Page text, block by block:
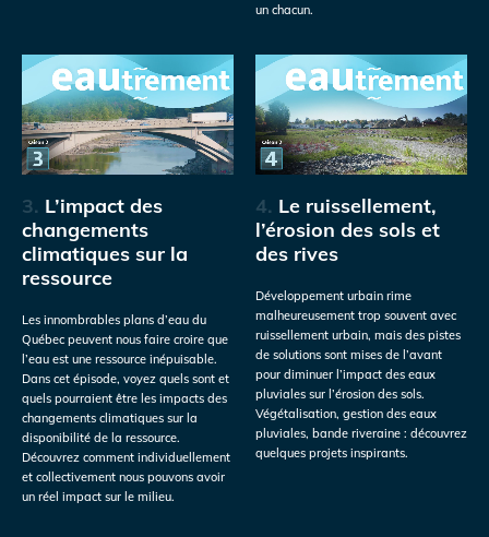
un chacun.
3. L’impact des
changements
climatiques sur la
ressource
Les innombrables plans d’eau du
Québec peuvent nous faire croire que
l’eau est une ressource inépuisable.
Dans cet épisode, voyez quels sont et
quels pourraient être les impacts des
changements climatiques sur la
disponibilité de la ressource.
Découvrez comment individuellement
et collectivement nous pouvons avoir
un réel impact sur le milieu.
4. Le ruissellement,
l’érosion des sols et
des rives
Développement urbain rime
malheureusement trop souvent avec
ruissellement urbain, mais des pistes
de solutions sont mises de l’avant
pour diminuer l’impact des eaux
pluviales sur l’érosion des sols.
Végétalisation, gestion des eaux
pluviales, bande riveraine : découvrez
quelques projets inspirants.